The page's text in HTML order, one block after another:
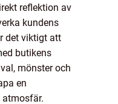
reflektion av
kundens
det viktigt att
butikens
mönster och
en